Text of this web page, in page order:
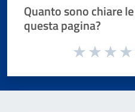
Quanto sono chiare
questa pagina?
Valuta da 1 a 5 stelle la pagina